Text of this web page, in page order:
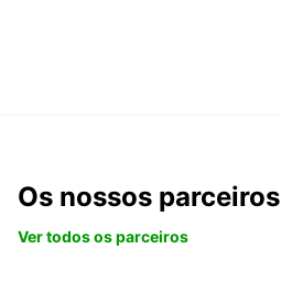
Os nossos parceiros
Ver todos os parceiros